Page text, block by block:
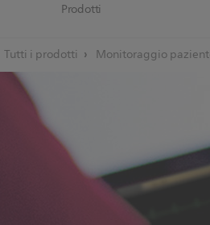
Prodotti
Tutti i prodotti Monitoraggio